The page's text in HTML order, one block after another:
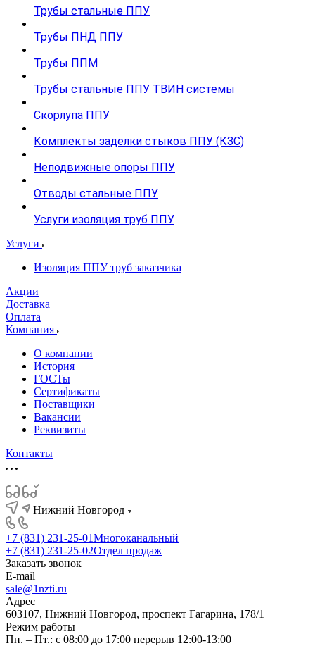
Трубы стальные ППУ
Трубы ПНД ППУ
Трубы ППМ
Трубы стальные ППУ ТВИН системы
Скорлупа ППУ
Комплекты заделки стыков ППУ (КЗС)
Неподвижные опоры ППУ
Отводы стальные ППУ
Услуги изоляция труб ППУ
Услуги
Изоляция ППУ труб заказчика
Акции
Доставка
Оплата
Компания
О компании
История
ГОСТы
Сертификаты
Поставщики
Вакансии
Реквизиты
Контакты
Нижний Новгород
+7 (831) 231-25-01Многоканальный
+7 (831) 231-25-02Отдел продаж
Заказать звонок
E-mail
sale@1nzti.ru
Адрес
603107, Нижний Новгород, проспект Гагарина, 178/1
Режим работы
Пн. – Пт.: с 08:00 до 17:00 перерыв 12:00-13:00